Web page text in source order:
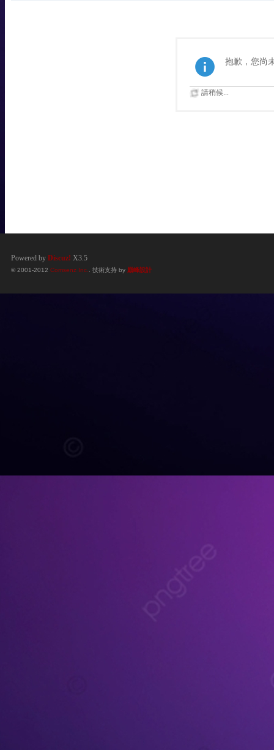
抱歉，您尚
請稍候...
Powered by Discuz! X3.5
© 2001-2012 Comsenz Inc. . 技術支持 by 巔峰設計